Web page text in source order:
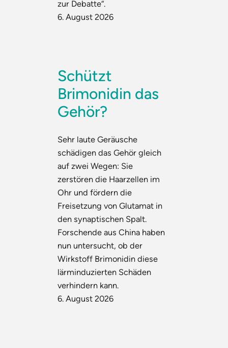
zur Debatte“.
6. August 2026
Schützt
Brimonidin das
Gehör?
Sehr laute Geräusche
schädigen das Gehör gleich
auf zwei Wegen: Sie
zerstören die Haarzellen im
Ohr und fördern die
Freisetzung von Glutamat in
den synaptischen Spalt.
Forschende aus China haben
nun untersucht, ob der
Wirkstoff Brimonidin diese
lärminduzierten Schäden
verhindern kann.
6. August 2026